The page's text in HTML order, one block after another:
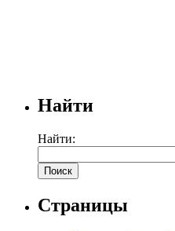
Найти
Найти:
Страницы